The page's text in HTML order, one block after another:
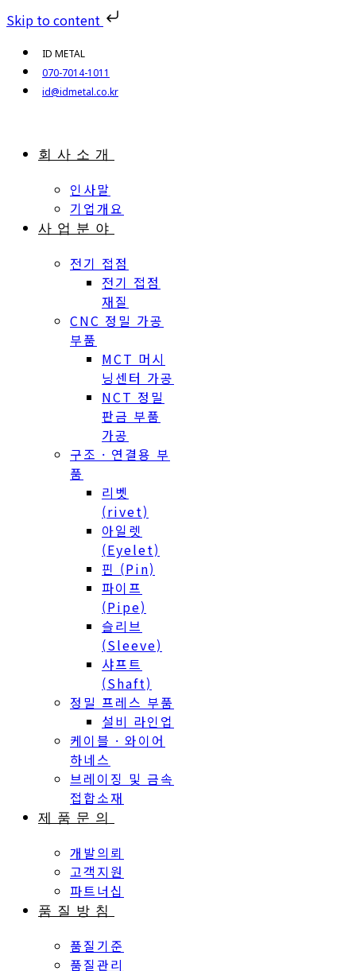
ID METAL
070-7014-1011
id@idmetal.co.kr
인사말
기업개요
사업분야
전기 접점
전기 접점
재질
CNC 정밀 가공
부품
닝센터 가공
NCT 정밀
판금 부품
가공
구조 · 연결용 부
품
(rivet)
아일렛
(Eyelet)
핀 (Pin)
파이프
(Pipe)
슬리브
(Sleeve)
샤프트
(Shaft)
정밀 프레스 부품
설비 라인업
케이블 · 와이어
하네스
브레이징 및 금속
접합소재
제품문의
개발의뢰
고객지원
파트너십
품질방침
품질기준
품질관리
고객관리